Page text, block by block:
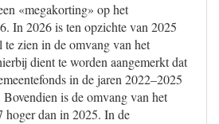
«megakorting» op het
In 2026 is ten opzichte van 2025
zien in de omvang van het
dient te worden aangemerkt dat
in de jaren 2022–2025
is de omvang van het
hoger dan in 2025. In de